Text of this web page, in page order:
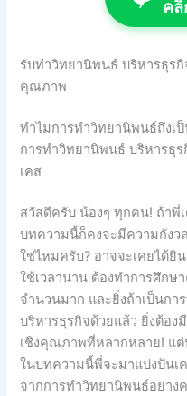
คลิ
รับทำวิทยานิพนธ์ บริหารธุร
คุณภาพ
ทำไมการทำวิทยานิพนธ์ถึงเ
การทำวิทยานิพนธ์ บริหารธุ
เคส
สวัสดีครับ น้องๆ ทุกคน! ถ้าพี่
บทความนี้ก็คงจะมีความกังว
ใช่ไหมครับ? อาจจะเคยได้
ใช้เวลานาน ต้องทำการศึกษ
จำนวนมาก และยิ่งถ้าเป็นก
บริหารธุรกิจด้วยแล้ว ยิ่งต้อง
เชิงคุณภาพที่หลากหลาย! แต่
ในบทความนี้พี่จะมาแบ่งปันเ
จากการทำวิทยานิพนธ์อย่าง